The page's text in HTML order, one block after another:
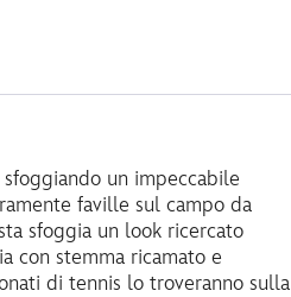
un impeccabile
faville sul campo da
sfoggia un look ricercato
con stemma ricamato e
di tennis lo troveranno sulla